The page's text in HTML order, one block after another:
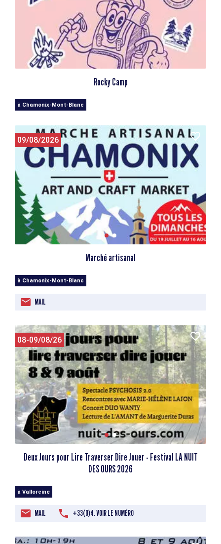
Rocky Camp
à Chamonix-Mont-Blanc
09/08/2026
Marché artisanal
à Chamonix-Mont-Blanc
MAIL
08-09/08/26
Deux Jours pour Lire Traverser Dire Jouer - Festival LA NUIT
DES OURS 2026
à Vallorcine
MAIL +33(0)4. VOIR LE NUMÉRO